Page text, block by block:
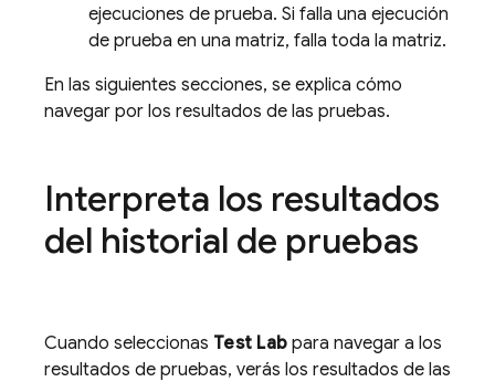
ejecuciones de prueba. Si falla una ejecución
de prueba en una matriz, falla toda la matriz.
En las siguientes secciones, se explica cómo
navegar por los resultados de las pruebas.
Interpreta los resultados
del historial de pruebas
Cuando seleccionas Test Lab para navegar a los
resultados de pruebas, verás los resultados de las